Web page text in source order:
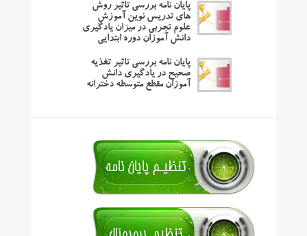
پایان نامه بررسی تاثیر روش
های تدریس نوین آموزش
علوم تجربی در میزان یادگیری
دانش آموزان دوره ابتدایی
پایان نامه بررسی تاثیر تغذیه
صحیح در یادگیری دانش
آموزان مقطع متوسطه دخترانه